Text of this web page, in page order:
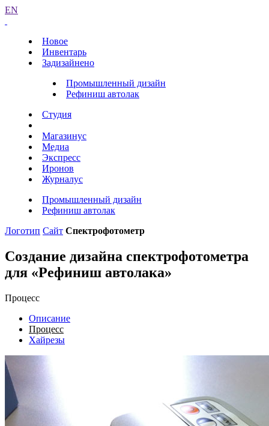
EN
Новое
Инвентарь
Задизайнено
Промышленный дизайн
Рефиниш автолак
Студия
Магазинус
Медиа
Экспресс
Иронов
Журналус
Промышленный дизайн
Рефиниш автолак
Логотип Сайт Спектрофотометр
Создание дизайна спектрофотометра
для «Рефиниш автолака»
Процесс
Описание
Процесс
Хайрезы